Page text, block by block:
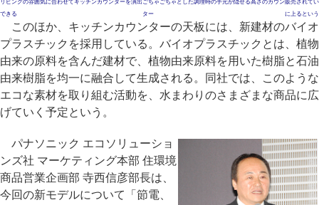
リビングの雰囲気に合わせてキッチンカウンターを演出
できる
ごちゃごちゃとした調理時の手元が隠せる高さのカウン
ター
販売されて
に上るという
このほか、キッチンカウンターの天板には、新建材のバイオ
プラスチックを採用している。バイオプラスチックとは、植物
由来の原料を含んだ建材で、植物由来原料を用いた樹脂と石油
由来樹脂を均一に融合して生成される。同社では、このような
エコな素材を取り組む活動を、水まわりのさまざまな商品に広
げていく予定という。
パナソニック エコソリューショ
ンズ社 マーケティング本部 住環境
商品営業企画部 寺西信彦部長は、
今回の新モデルについて「節電、